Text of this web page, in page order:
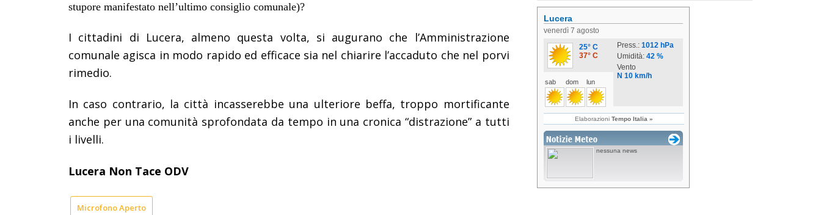
stupore manifestato nell’ultimo consiglio comunale)?
I cittadini di Lucera, almeno questa volta, si augurano che l’Amministrazione
comunale agisca in modo rapido ed efficace sia nel chiarire l’accaduto che nel porvi
rimedio.
In caso contrario, la città incasserebbe una ulteriore beffa, troppo mortificante
anche per una comunità sprofondata da tempo in una cronica “distrazione” a tutti
i livelli.
Lucera Non Tace ODV
Microfono Aperto